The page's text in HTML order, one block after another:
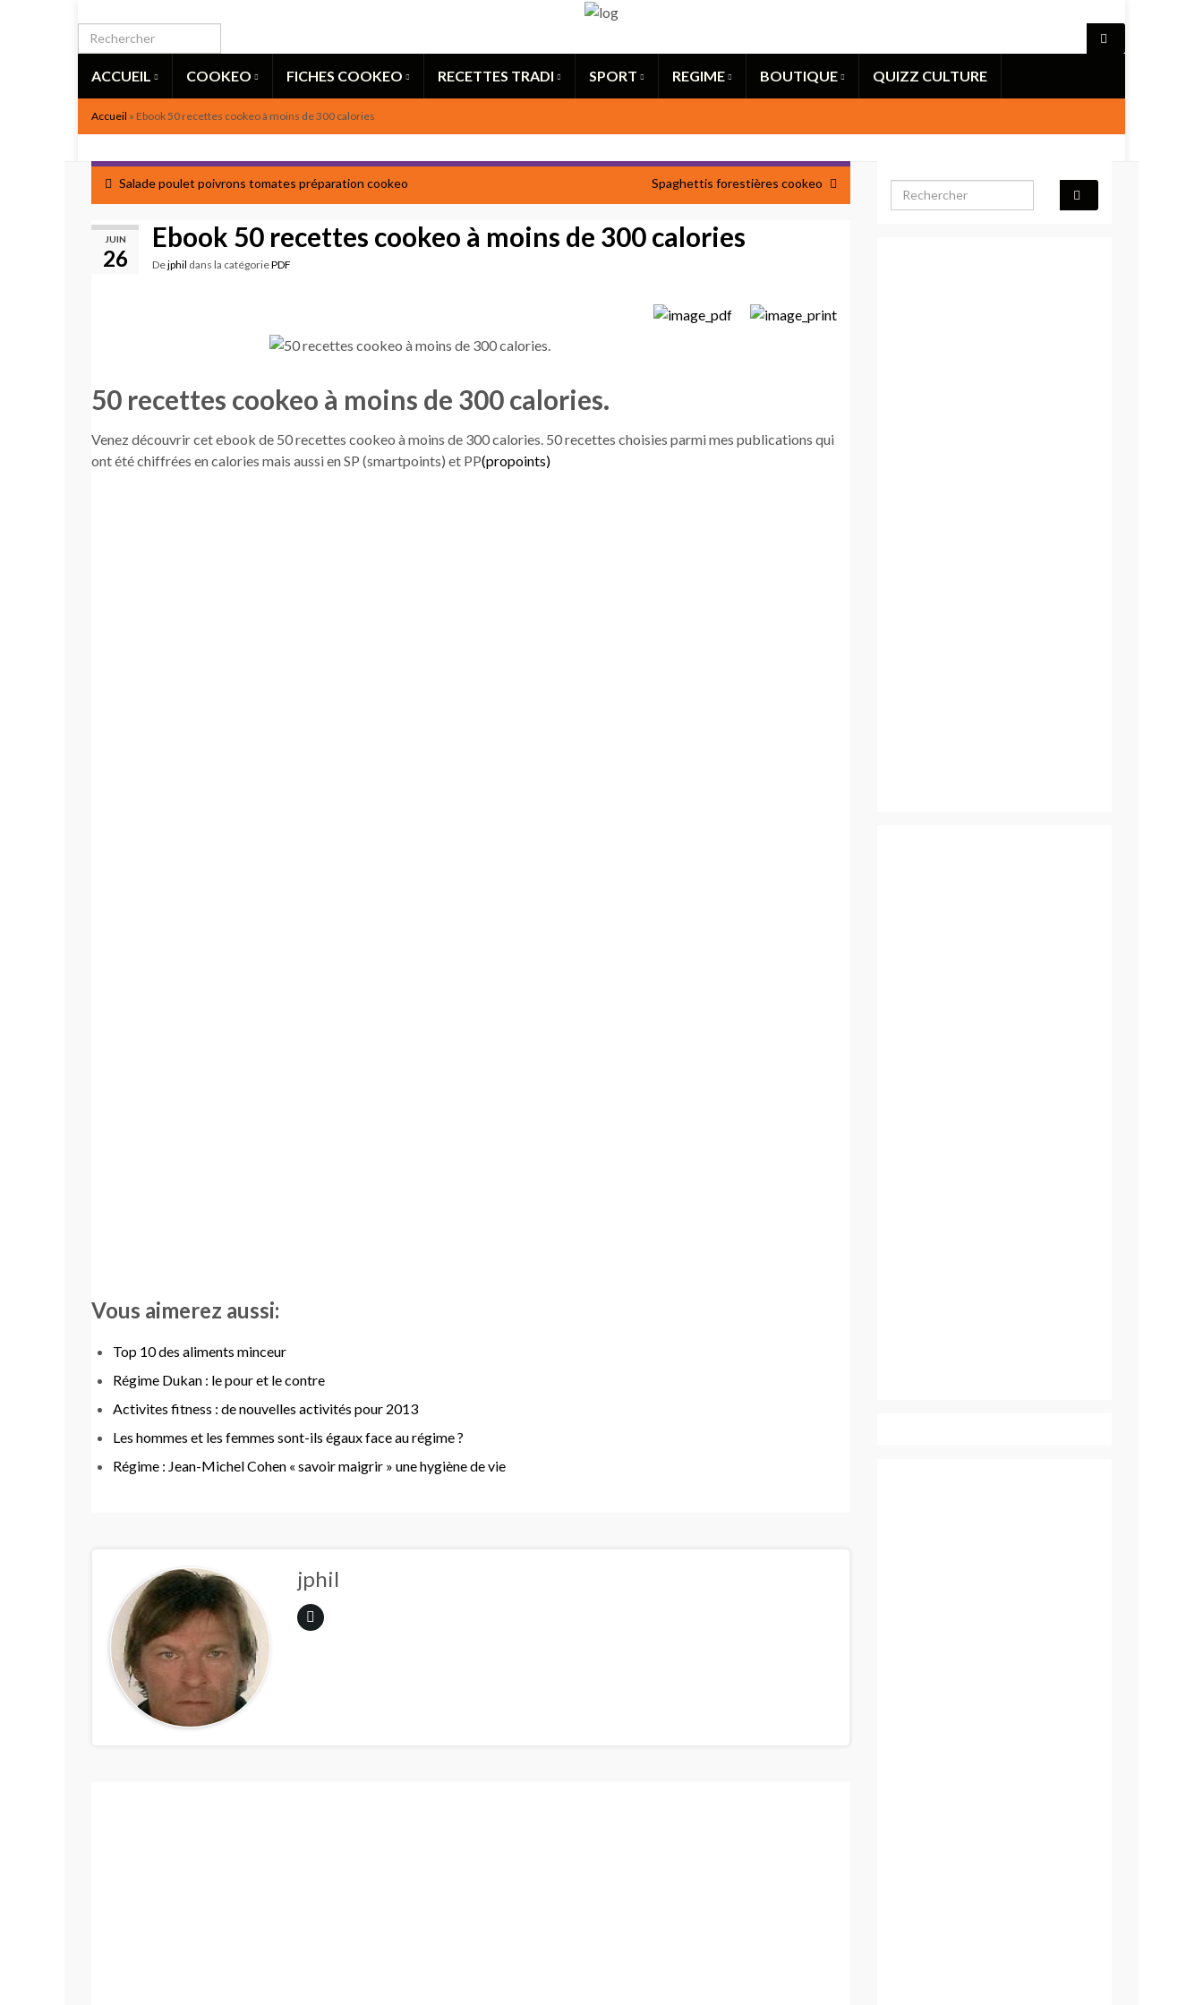
ACCUEIL COOKEO FICHES COOKEO RECETTES TRADI SPORT REGIME BOUTIQUE QUIZZ CULTURE
Accueil » Ebook 50 recettes cookeo à moins de 300 calories
Salade poulet poivrons tomates préparation cookeo Spaghettis forestières cookeo
JUIN
26
Ebook 50 recettes cookeo à moins de 300 calories
Dejphil dans la catégoriePDF
50 recettes cookeo à moins de 300 calories.
Venez découvrir cet ebook de 50 recettes cookeo à moins de 300 calories. 50 recettes choisies parmi mes publications qui
ont été chiffrées en calories mais aussi en SP (smartpoints) et PP(propoints)
Vous aimerez aussi:
Top 10 des aliments minceur
Régime Dukan : le pour et le contre
Activites fitness : de nouvelles activités pour 2013
Les hommes et les femmes sont-ils égaux face au régime ?
Régime : Jean-Michel Cohen « savoir maigrir » une hygiène de vie
jphil
Search for: